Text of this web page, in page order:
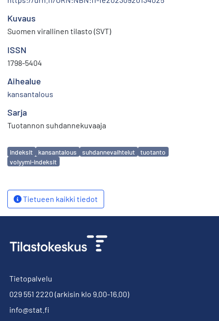
Kuvaus
Suomen virallinen tilasto (SVT)
ISSN
1798-5404
Aihealue
kansantalous
Sarja
Tuotannon suhdannekuvaaja
Avainsanat
indeksit kansantalous suhdannevaihtelut
tuotanto
volyymi-indeksit
Tietueen kaikki tiedot
Tietopalvelu
029 551 2220 (arkisin klo 9.00-16.00)
info@stat.fi